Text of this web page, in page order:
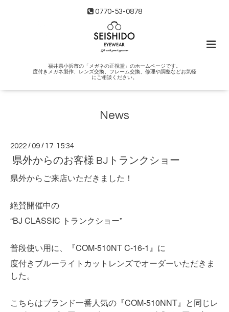
0770-53-0878
福井県小浜市の「メガネの正視堂」のホームページです。
度付きメガネ製作、レンズ交換、フレーム交換、修理や調整などお気軽
にご相談ください。
News
2022 /09 / 17 15:34
県外からのお客様 BJトランクショー
県外からご来店いただきました！
絶賛開催中の
“BJ CLASSIC トランクショー”
普段使い用に、『COM-510NT C-16-1』に
度付きブルーライトカットレンズでオーダーいただきま
した。
こちらはブランド一番人気の『COM-510NNT』と同じレ